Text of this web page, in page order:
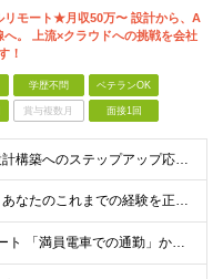
モート★月収50万〜 設計から、A
へ。 上流×クラウドへの挑戦を会社
！
学歴不問 ベテランOK
賞与複数月 面接1回
＼ 運用保守から設計構築へのステップアップ応援！ ／ ★学歴・分野不問（運用保守経験のみでも歓迎） ★「設計・構築に挑戦したい」「市場価値を高めたい」という意欲を重視！ ┗豊富な案件（SIer直下など
＼ 前職給与保証！あなたのこれまでの経験を正当評価 ／ ★月収50万円～スタート！【年俸600万～1,162万8,000円（12分割）】 ――「頑張りが給与に直結しない…」そんな不満とは無縁の環境で
★100％フルリモート 「満員電車での通勤」から卒業できます！ ★転勤なし 【本社】 東京都新宿区神楽坂1-2 研究社英語センタービル3階 本社またはプロジェクト先にて勤務いただきます！ ※プロジ